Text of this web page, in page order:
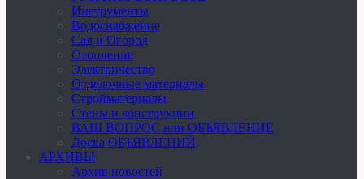
Инструменты
Водоснабжение
Сад и Огород
Отопление
Электричество
Отделочные материалы
Стройматериалы
Стены и конструкции
ВАШ ВОПРОС или ОБЪЯВЛЕНИЕ
Доска ОБЪЯВЛЕНИЙ
АРХИВЫ
Архив новостей